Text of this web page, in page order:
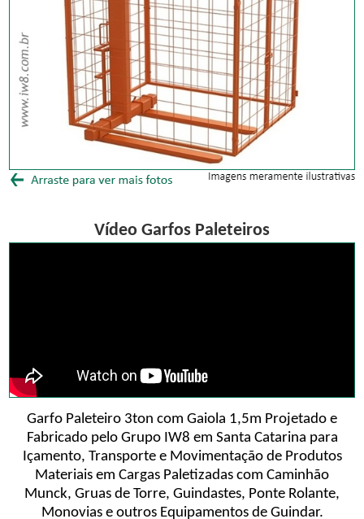
Vídeo Garfos Paleteiros
Garfo Paleteiro 3ton com Gaiola 1,5m Projetado e
Fabricado pelo Grupo IW8 em Santa Catarina para
Içamento, Transporte e Movimentação de Produtos
Materiais em Cargas Paletizadas com Caminhão
Munck, Gruas de Torre, Guindastes, Ponte Rolante,
Monovias e outros Equipamentos de Guindar.